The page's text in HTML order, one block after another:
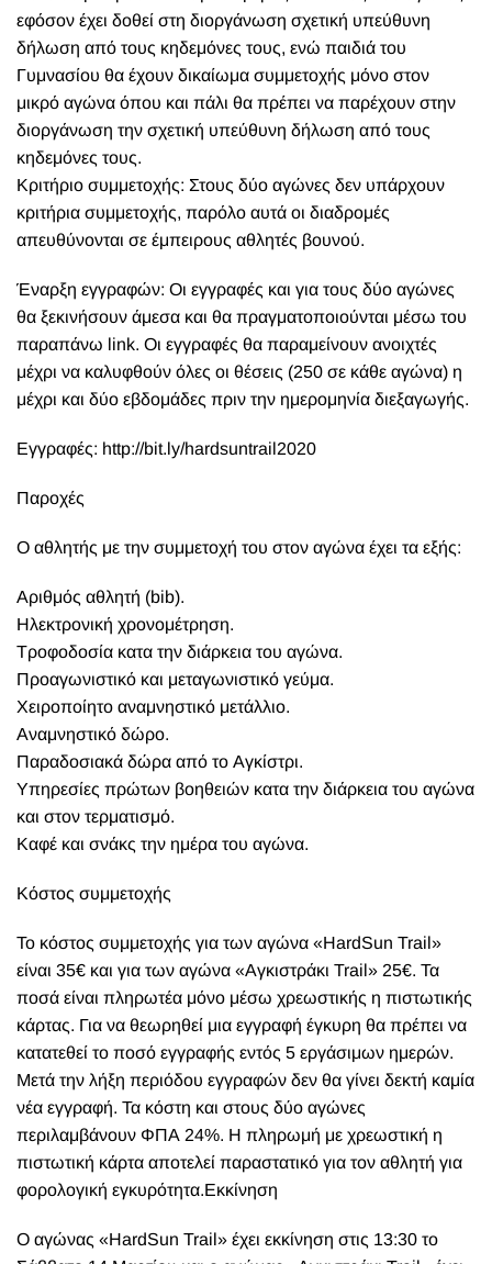
εφόσον έχει δοθεί στη διοργάνωση σχετική υπεύθυνη
δήλωση από τους κηδεμόνες τους, ενώ παιδιά του
Γυμνασίου θα έχουν δικαίωμα συμμετοχής μόνο στον
μικρό αγώνα όπου και πάλι θα πρέπει να παρέχουν στην
διοργάνωση την σχετική υπεύθυνη δήλωση από τους
κηδεμόνες τους.
Κριτήριο συμμετοχής: Στους δύο αγώνες δεν υπάρχουν
κριτήρια συμμετοχής, παρόλο αυτά οι διαδρομές
απευθύνονται σε έμπειρους αθλητές βουνού.
Έναρξη εγγραφών: Οι εγγραφές και για τους δύο αγώνες
θα ξεκινήσουν άμεσα και θα πραγματοποιούνται μέσω του
παραπάνω link. Οι εγγραφές θα παραμείνουν ανοιχτές
μέχρι να καλυφθούν όλες οι θέσεις (250 σε κάθε αγώνα) η
μέχρι και δύο εβδομάδες πριν την ημερομηνία διεξαγωγής.
Εγγραφές: http://bit.ly/hardsuntrail2020
Παροχές
Ο αθλητής με την συμμετοχή του στον αγώνα έχει τα εξής:
Αριθμός αθλητή (bib).
Ηλεκτρονική χρονομέτρηση.
Τροφοδοσία κατα την διάρκεια του αγώνα.
Προαγωνιστικό και μεταγωνιστικό γεύμα.
Χειροποίητο αναμνηστικό μετάλλιο.
Αναμνηστικό δώρο.
Παραδοσιακά δώρα από το Αγκίστρι.
Υπηρεσίες πρώτων βοηθειών κατα την διάρκεια του αγώνα
και στον τερματισμό.
Καφέ και σνάκς την ημέρα του αγώνα.
Κόστος συμμετοχής
Το κόστος συμμετοχής για των αγώνα «HardSun Trail»
είναι 35€ και για των αγώνα «Αγκιστράκι Trail» 25€. Τα
ποσά είναι πληρωτέα μόνο μέσω χρεωστικής η πιστωτικής
κάρτας. Για να θεωρηθεί μια εγγραφή έγκυρη θα πρέπει να
κατατεθεί το ποσό εγγραφής εντός 5 εργάσιμων ημερών.
Μετά την λήξη περιόδου εγγραφών δεν θα γίνει δεκτή καμία
νέα εγγραφή. Τα κόστη και στους δύο αγώνες
περιλαμβάνουν ΦΠΑ 24%. Η πληρωμή με χρεωστική η
πιστωτική κάρτα αποτελεί παραστατικό για τον αθλητή για
φορολογική εγκυρότητα.Εκκίνηση
Ο αγώνας «HardSun Trail» έχει εκκίνηση στις 13:30 το